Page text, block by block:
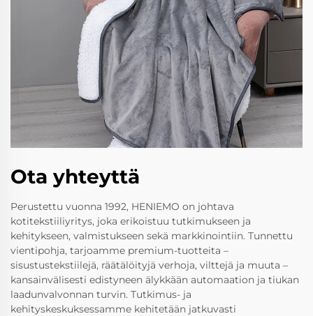
Ota yhteyttä
Perustettu vuonna 1992, HENIEMO on johtava
kotitekstiiliyritys, joka erikoistuu tutkimukseen ja
kehitykseen, valmistukseen sekä markkinointiin. Tunnettu
vientipohja, tarjoamme premium-tuotteita –
sisustustekstiilejä, räätälöityjä verhoja, vilttejä ja muuta –
kansainvälisesti edistyneen älykkään automaation ja tiukan
laadunvalvonnan turvin. Tutkimus- ja
kehityskeskuksessamme kehitetään jatkuvasti